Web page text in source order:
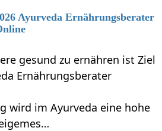
Ayurveda Ernährungsberater
gesund zu ernähren ist Ziel
Ernährungsberater
wird im Ayurveda eine hohe